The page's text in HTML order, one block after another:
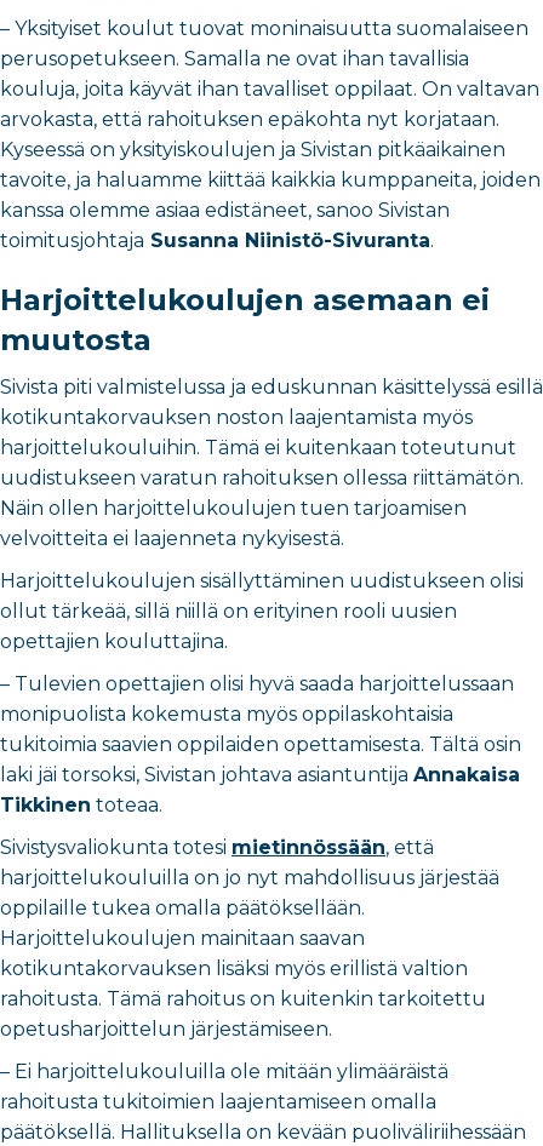
– Yksityiset koulut tuovat moninaisuutta suomalaiseen
perusopetukseen. Samalla ne ovat ihan tavallisia
kouluja, joita käyvät ihan tavalliset oppilaat. On valtavan
arvokasta, että rahoituksen epäkohta nyt korjataan.
Kyseessä on yksityiskoulujen ja Sivistan pitkäaikainen
tavoite, ja haluamme kiittää kaikkia kumppaneita, joiden
kanssa olemme asiaa edistäneet, sanoo Sivistan
toimitusjohtaja Susanna Niinistö-Sivuranta.
Harjoittelukoulujen asemaan ei
muutosta
Sivista piti valmistelussa ja eduskunnan käsittelyssä esillä
kotikuntakorvauksen noston laajentamista myös
harjoittelukouluihin. Tämä ei kuitenkaan toteutunut
uudistukseen varatun rahoituksen ollessa riittämätön.
Näin ollen harjoittelukoulujen tuen tarjoamisen
velvoitteita ei laajenneta nykyisestä.
Harjoittelukoulujen sisällyttäminen uudistukseen olisi
ollut tärkeää, sillä niillä on erityinen rooli uusien
opettajien kouluttajina.
– Tulevien opettajien olisi hyvä saada harjoittelussaan
monipuolista kokemusta myös oppilaskohtaisia
tukitoimia saavien oppilaiden opettamisesta. Tältä osin
laki jäi torsoksi, Sivistan johtava asiantuntija Annakaisa
Tikkinen toteaa.
Sivistysvaliokunta totesi mietinnössään, että
harjoittelukouluilla on jo nyt mahdollisuus järjestää
oppilaille tukea omalla päätöksellään.
Harjoittelukoulujen mainitaan saavan
kotikuntakorvauksen lisäksi myös erillistä valtion
rahoitusta. Tämä rahoitus on kuitenkin tarkoitettu
opetusharjoittelun järjestämiseen.
– Ei harjoittelukouluilla ole mitään ylimääräistä
rahoitusta tukitoimien laajentamiseen omalla
päätöksellä. Hallituksella on kevään puoliväliriihessään